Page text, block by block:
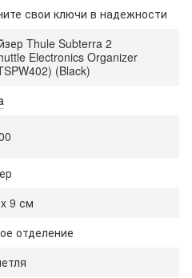
свои ключи в надежности
Thule Subterra 2
Electronics Organizer
(Black)
9 см
отделение